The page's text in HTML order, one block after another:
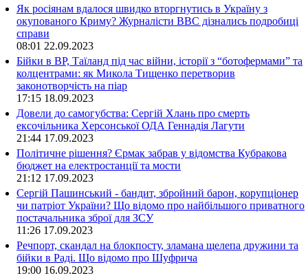
Як росіянам вдалося швидко вторгнутись в Україну з
окупованого Криму? Журналісти ВВС дізнались подробиці
справи
08:01 22.09.2023
Бійки в ВР, Таїланд під час війни, історії з “ботофермами” та
колцентрами: як Микола Тищенко перетворив
законотворчість на піар
17:15 18.09.2023
Довели до самогубства: Сергій Хлань про смерть
ексочільника Херсонської ОДА Геннадія Лагути
21:44 17.09.2023
Політичне рішення? Єрмак забрав у відомства Кубракова
бюджет на електростанції та мости
21:12 17.09.2023
Сергій Пашинський - бандит, збройний барон, корупціонер
чи патріот України? Що відомо про найбільшого приватного
постачальника зброї для ЗСУ
11:26 17.09.2023
Речпорт, скандал на блокпосту, зламана щелепа дружини та
бійки в Раді. Що відомо про Шуфрича
19:00 16.09.2023